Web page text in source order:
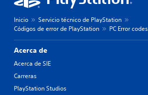
Inicio
Servicio técnico de PlayStation
Códigos de error de PlayStation
PC Error codes
Acerca de
Acerca de SIE
Carreras
PlayStation Studios